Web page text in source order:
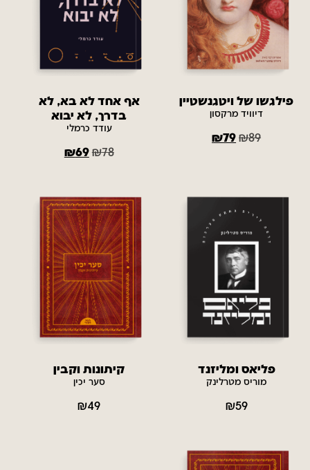
פילגשו של ויטגנשטיין
דיוויד מרקסון
₪89
₪79
אף אחד לא בא, לא
בדרך, לא יבוא
עודד כרמלי
₪78
₪69
פליאס ומליזנד
מוריס מטרלינק
₪59
קיתונות וקבין
סער יכין
₪49